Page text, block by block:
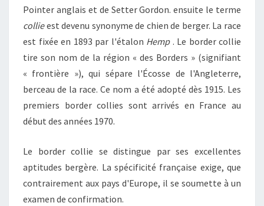
Pointer anglais et de Setter Gordon. ensuite le terme
collieest devenu synonyme de chien de berger. La race
est fixée en 1893 par l'étalon Hemp. Le border collie
tire son nom de la région « des Borders » (signifiant
« frontière »), qui sépare l'Écosse de l'Angleterre,
berceau de la race. Ce nom a été adopté dès 1915. Les
premiers border collies sont arrivés en France au
début des années 1970.
Le border collie se distingue par ses excellentes
aptitudes bergère. La spécificité française exige, que
contrairement aux pays d'Europe, il se soumette à un
examen de confirmation.